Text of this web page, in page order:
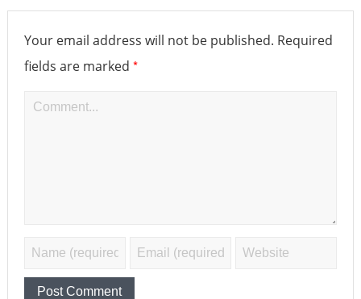
Your email address will not be published. Required
fields are marked *